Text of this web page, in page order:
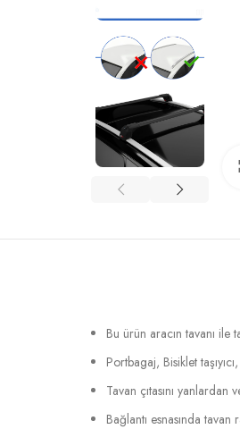
Bu ürün aracın tavanı ile
Portbagaj, Bisiklet
Tavan çıtasını yanlardan
Bağlantı esnasında